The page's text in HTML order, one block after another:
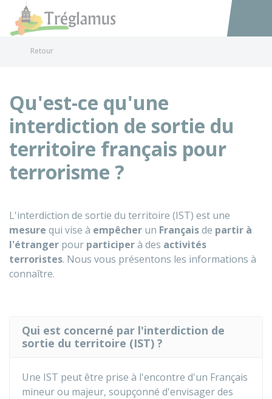
Accéder
Retour
Qu'est-ce qu'une
interdiction de sortie du
territoire français pour
terrorisme ?
L'interdiction de sortie du territoire (IST) est une
mesure qui vise à empêcher un Françaisde partir à
l'étranger pour participerà des activités
terroristes. Nous vous présentons les informations à
connaître.
Qui est concerné par l'interdiction de
sortie du territoire (IST) ?
Une IST peut être prise à l'encontre d'un Français
mineur ou majeur, soupçonné d'envisager des